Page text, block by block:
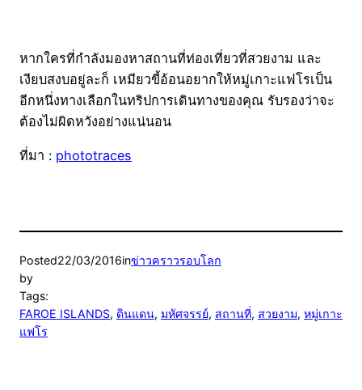
หากใครที่กำลังมองหาสถานที่ท่องเที่ยวที่สวยงาม และ
เงียบสงบอยู่ละก็ เหมียวขี้อ้อนอยากให้หมู่เกาะแฟโรเป็น
อีกหนึ่งทางเลือกในทริปการเดินทางของคุณ รับรองว่าจะ
ต้องไม่ผิดหวังอย่างแน่นอน
ที่มา : phototraces
Posted22/03/2016inข่าวคราวรอบโลก
by
Tags:
FAROE ISLANDS, ดินแดน, มหัศจรรย์, สถานที่, สวยงาม, หมู่เกาะ
แฟโร